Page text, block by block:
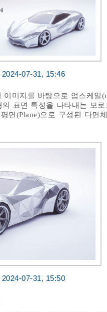
07-31, 15:46
이미지를 바탕으로 업스케
표면 특성을 나타내는 보
면(Plane)으로 구성된 다면
07-31, 15:50